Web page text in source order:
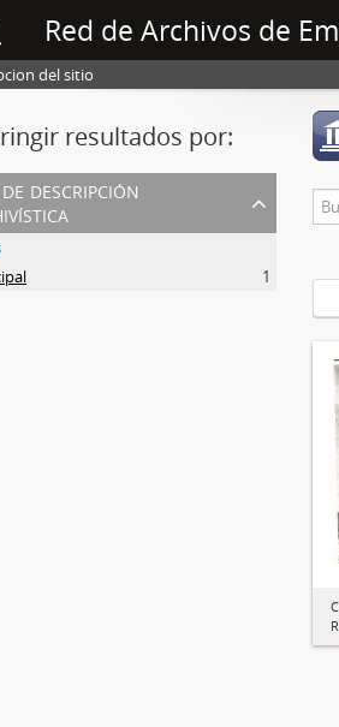
Red de Archivos de
del sitio
resultados por:
descripción
1